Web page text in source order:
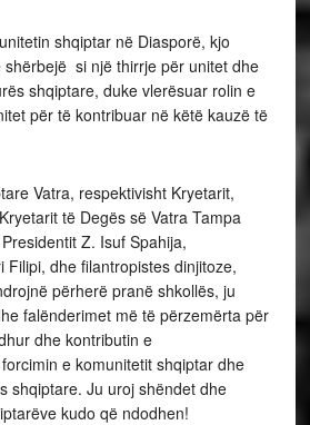
shqiptar në Diasporë, kjo
shërbejë si një thirrje për unitet dhe
shqiptare, duke vlerësuar rolin e
për të kontribuar në këtë kauzë të
Vatra, respektivisht Kryetarit,
të Degës së Vatra Tampa
Z. Isuf Spahija,
Filipi, dhe filantropistes dinjitoze,
përherë pranë shkollës, ju
falënderimet më të përzemërta për
dhe kontributin e
e komunitetit shqiptar dhe
shqiptare. Ju uroj shëndet dhe
kudo që ndodhen!